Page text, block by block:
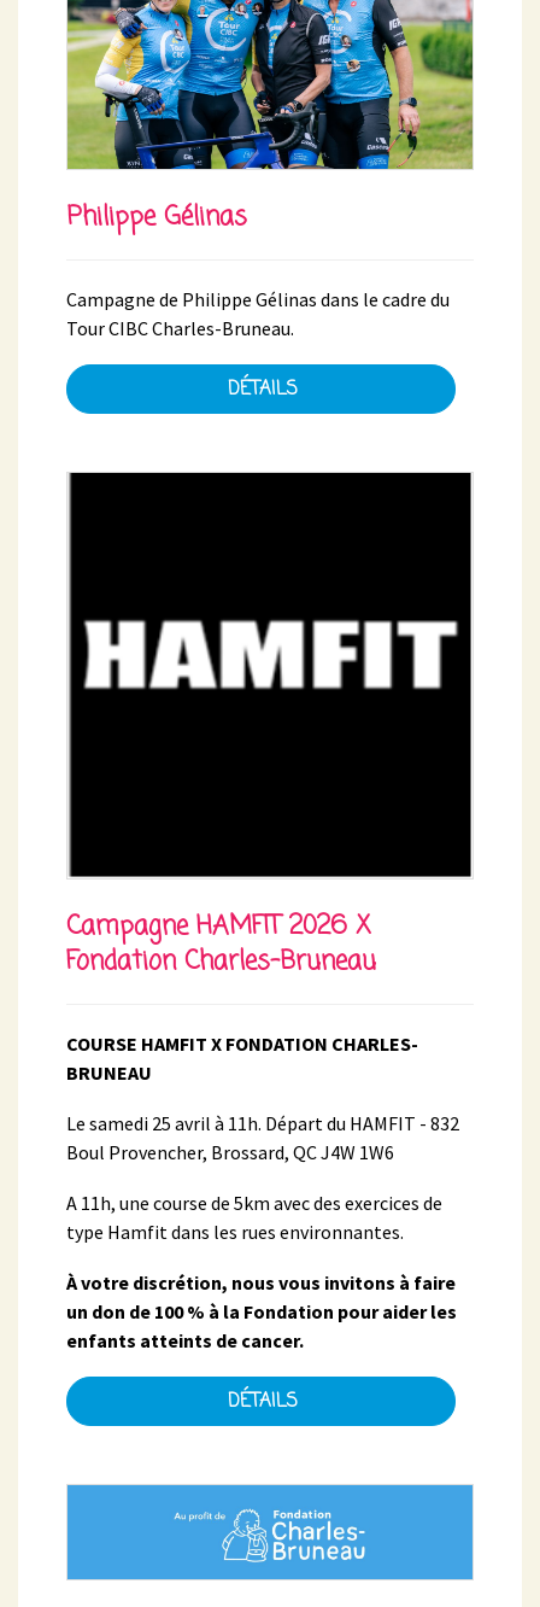
Philippe Gélinas
Campagne de Philippe Gélinas dans le cadre du
Tour CIBC Charles-Bruneau.
DÉTAILS
Campagne HAMFIT 2026 X
Fondation Charles-Bruneau
COURSE HAMFIT X FONDATION CHARLES-
BRUNEAU
Le samedi 25 avril à 11h. Départ du HAMFIT - 832
Boul Provencher, Brossard, QC J4W 1W6
A 11h, une course de 5km avec des exercices de
type Hamfit dans les rues environnantes.
À votre discrétion, nous vous invitons à faire
un don de 100 % à la Fondation pour aider les
enfants atteints de cancer.
DÉTAILS